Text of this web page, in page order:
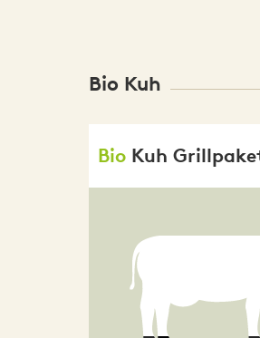
Bio Kuh
Bio Kuh